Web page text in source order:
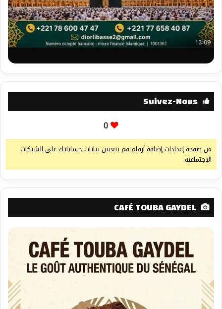
Suivez-Nous
0
من صفحة إعدادات إضافة أرقام قم بتعيين بيانات حساباتك على الشبكات
الإجتماعية.
CAFÉ TOUBA GAYDEL